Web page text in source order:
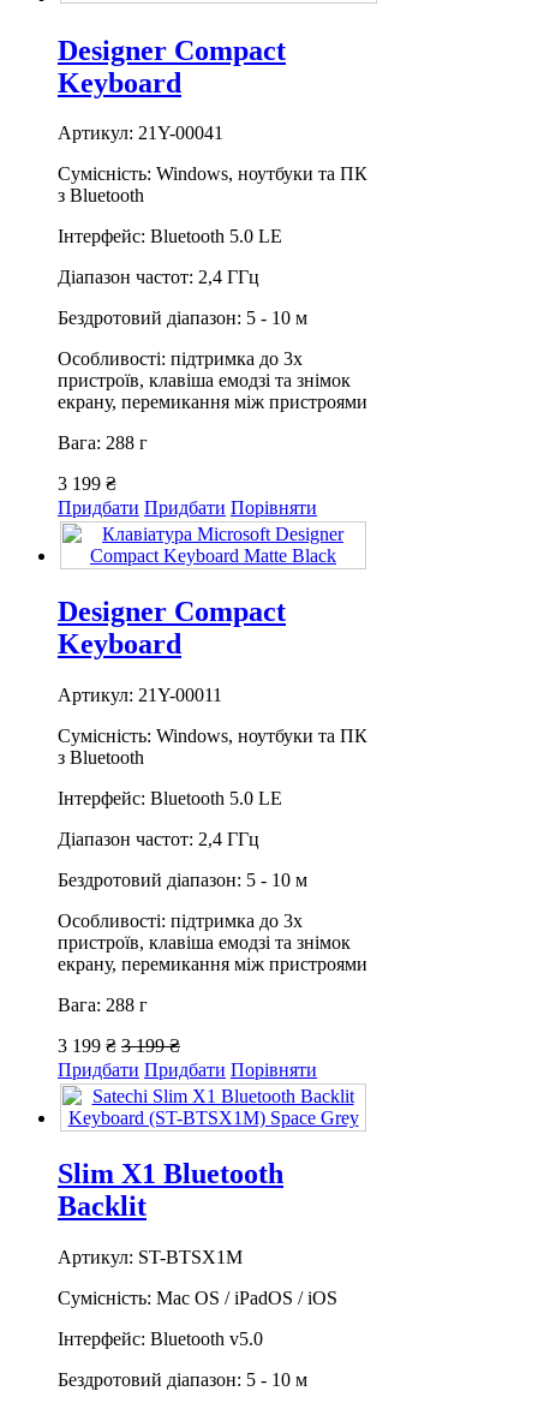
Designer Compact
Keyboard
Артикул: 21Y-00041
Сумісність: Windows, ноутбуки та ПК
з Bluetooth
Інтерфейс: Bluetooth 5.0 LE
Діапазон частот: 2,4 ГГц
Бездротовий діапазон: 5 - 10 м
Особливості: підтримка до 3х
пристроїв, клавіша емодзі та знімок
екрану, перемикання між пристроями
Вага: 288 г
3 199 ₴
Придбати Придбати Порівняти
Designer Compact
Keyboard
Артикул: 21Y-00011
Сумісність: Windows, ноутбуки та ПК
з Bluetooth
Інтерфейс: Bluetooth 5.0 LE
Діапазон частот: 2,4 ГГц
Бездротовий діапазон: 5 - 10 м
Особливості: підтримка до 3х
пристроїв, клавіша емодзі та знімок
екрану, перемикання між пристроями
Вага: 288 г
3 199 ₴ 3 199 ₴
Придбати Придбати Порівняти
Slim X1 Bluetooth
Backlit
Артикул: ST-BTSX1M
Сумісність: Mac OS / iPadOS / iOS
Інтерфейс: Bluetooth v5.0
Бездротовий діапазон: 5 - 10 м